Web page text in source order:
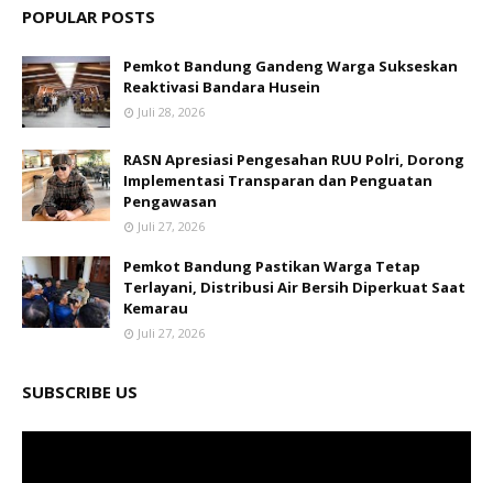
POPULAR POSTS
Pemkot Bandung Gandeng Warga Sukseskan
Reaktivasi Bandara Husein
Juli 28, 2026
RASN Apresiasi Pengesahan RUU Polri, Dorong
Implementasi Transparan dan Penguatan
Pengawasan
Juli 27, 2026
Pemkot Bandung Pastikan Warga Tetap
Terlayani, Distribusi Air Bersih Diperkuat Saat
Kemarau
Juli 27, 2026
SUBSCRIBE US